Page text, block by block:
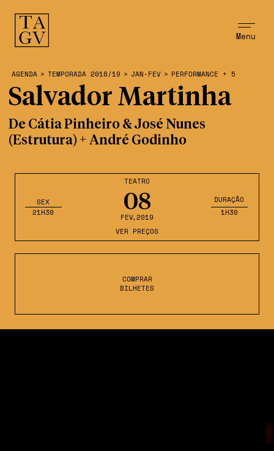
Menu
TEATRO
08
FEV,2019
SEX
21H30
DURAÇÃO
1H30
VER PREÇOS
COMPRAR
BILHETES
AGENDA > TEMPORADA 2018/19 > JAN-FEV > PERFORMANCE + 5
Salvador Martinha
De Cátia Pinheiro & José Nunes
(Estrutura) + André Godinho